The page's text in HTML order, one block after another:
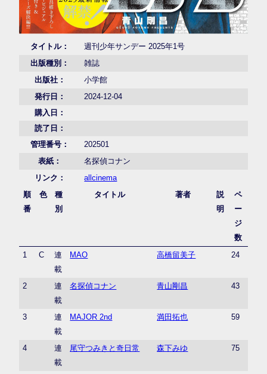
タイトル：
週刊少年サンデー 2025年1号
出版種別：
雑誌
出版社：
小学館
発行日：
2024-12-04
購入日：
読了日：
管理番号：
202501
表紙：
名探偵コナン
リンク：
allcinema
順
番
色
種
別
タイトル 著者
説
明
ペ
ー
ジ
数
1
C
連
載
MAO 高橋留美子 24
2
連
載
名探偵コナン 青山剛昌 43
3
連
載
MAJOR 2nd 満田拓也 59
4
連
載
尾守つみきと奇日常 森下みゆ 75